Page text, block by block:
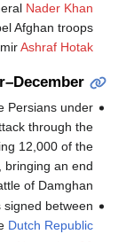
Nader Khan
Afghan troops
Ashraf Hotak
Persians under
through the
12,000 of the
bringing an end
of Damghan.
between
Dutch Republic